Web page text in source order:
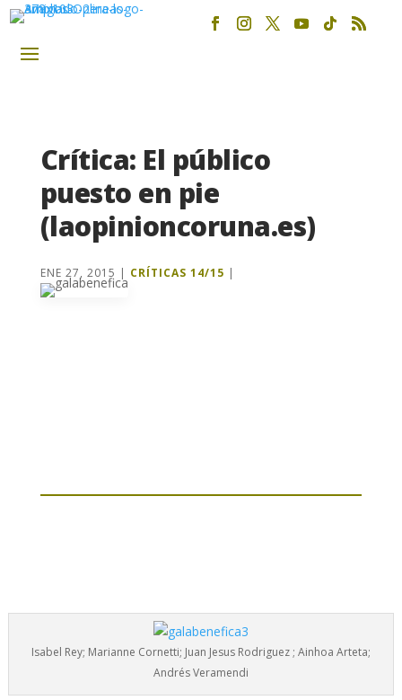
Crítica: El público
puesto en pie
(laopinioncoruna.es)
ENE 27, 2015 | CRÍTICAS 14/15 |
Isabel Rey; Marianne Cornetti; Juan Jesus Rodriguez ; Ainhoa Arteta;
Andrés Veramendi